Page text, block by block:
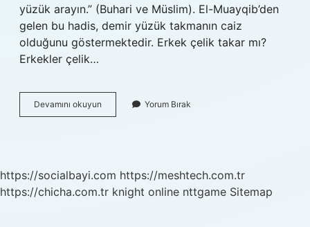
yüzük arayın.” (Buhari ve Müslim). El-Muayqib’den
gelen bu hadis, demir yüzük takmanın caiz
olduğunu göstermektedir. Erkek çelik takar mı?
Erkekler çelik…
Devamını okuyun
Takı
Yorum Bırak
https://socialbayi.com https://meshtech.com.tr
https://chicha.com.tr knight online nttgame Sitemap